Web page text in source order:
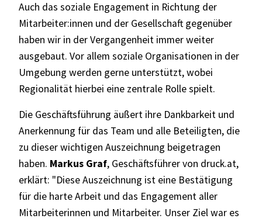
Auch das soziale Engagement in Richtung der
Mitarbeiter:innen und der Gesellschaft gegenüber
haben wir in der Vergangenheit immer weiter
ausgebaut. Vor allem soziale Organisationen in der
Umgebung werden gerne unterstützt, wobei
Regionalität hierbei eine zentrale Rolle spielt.
Die Geschäftsführung äußert ihre Dankbarkeit und
Anerkennung für das Team und alle Beteiligten, die
zu dieser wichtigen Auszeichnung beigetragen
haben. Markus Graf, Geschäftsführer von druck.at,
erklärt: "Diese Auszeichnung ist eine Bestätigung
für die harte Arbeit und das Engagement aller
Mitarbeiterinnen und Mitarbeiter. Unser Ziel war es